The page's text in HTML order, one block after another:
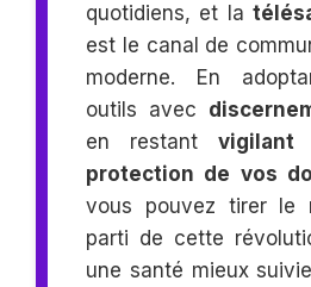
quotidiens, et la
est le canal de
moderne. En
outils avec
en restant
protection de vos
vous pouvez tirer le
parti de cette
une santé mieux